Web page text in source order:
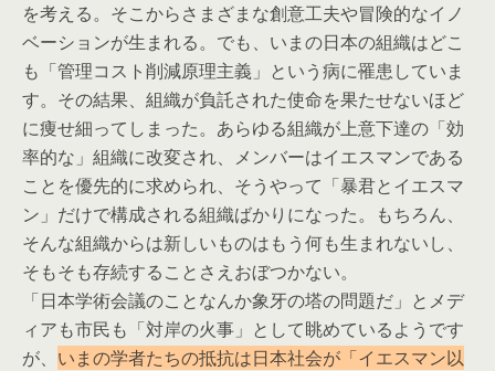
を考える。そこからさまざまな創意工夫や冒険的なイノ
ベーションが生まれる。でも、いまの日本の組織はどこ
も「管理コスト削減原理主義」という病に罹患していま
す。その結果、組織が負託された使命を果たせないほど
に痩せ細ってしまった。あらゆる組織が上意下達の「効
率的な」組織に改変され、メンバーはイエスマンである
ことを優先的に求められ、そうやって「暴君とイエスマ
ン」だけで構成される組織ばかりになった。もちろん、
そんな組織からは新しいものはもう何も生まれないし、
そもそも存続することさえおぼつかない。
「日本学術会議のことなんか象牙の塔の問題だ」とメデ
ィアも市民も「対岸の火事」として眺めているようです
が、 いまの学者たちの抵抗は日本社会が「イエスマン以